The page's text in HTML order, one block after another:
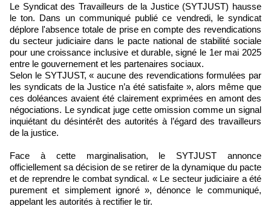
Le Syndicat des Travailleurs de la Justice (SYTJUST) hausse
le ton. Dans un communiqué publié ce vendredi, le syndicat
déplore l'absence totale de prise en compte des revendications
du secteur judiciaire dans le pacte national de stabilité sociale
pour une croissance inclusive et durable, signé le 1er mai 2025
entre le gouvernement et les partenaires sociaux.
Selon le SYTJUST, « aucune des revendications formulées par
les syndicats de la Justice n’a été satisfaite », alors même que
ces doléances avaient été clairement exprimées en amont des
négociations. Le syndicat juge cette omission comme un signal
inquiétant du désintérêt des autorités à l’égard des travailleurs
de la justice.
Face à cette marginalisation, le SYTJUST annonce
officiellement sa décision de se retirer de la dynamique du pacte
et de reprendre le combat syndical. « Le secteur judiciaire a été
purement et simplement ignoré », dénonce le communiqué,
appelant les autorités à rectifier le tir.